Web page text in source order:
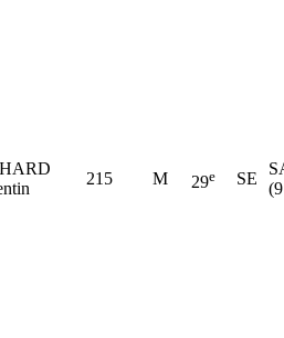
215 M 29e SE